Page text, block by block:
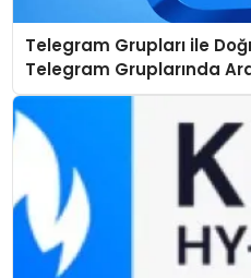
Telegram Grupları ile
Telegram Gruplarında